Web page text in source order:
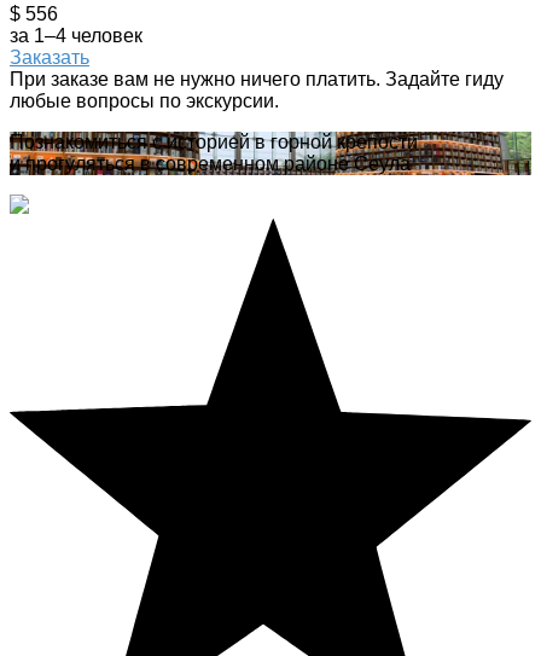
$ 556
за 1–4 человек
Заказать
При заказе вам не нужно ничего платить. Задайте гиду
любые вопросы по экскурсии.
Познакомиться с историей в горной крепости
и прогуляться в современном районе Сеула